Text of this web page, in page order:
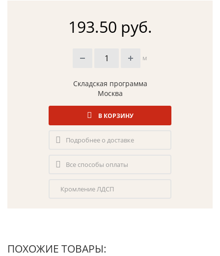
193.50 руб.
м
Складская программа
Москва
В КОРЗИНУ
Подробнее о доставке
Все способы оплаты
Кромление ЛДСП
ПОХОЖИЕ ТОВАРЫ: